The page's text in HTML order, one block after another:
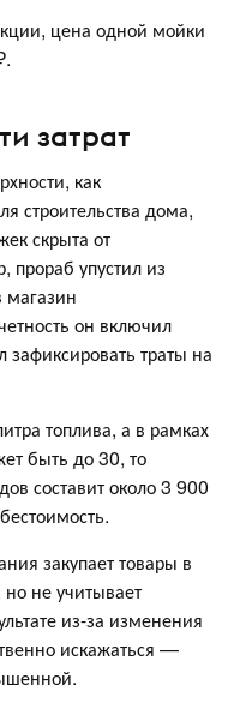
цена одной мойки
затрат
как
строительства дома,
скрыта от
прораб упустил из
он включил
зафиксировать траты на
топлива, а в рамках
быть до 30, то
составит около 3 900
закупает товары в
не учитывает
из-за изменения
искажаться —